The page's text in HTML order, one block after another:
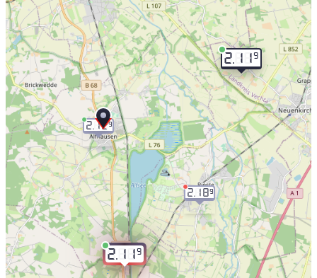
2.119
2.119
2.189
2.129